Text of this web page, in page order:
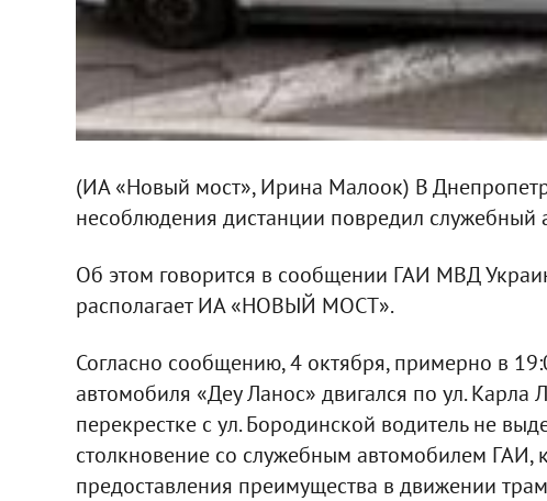
(ИА «Новый мост», Ирина Малоок) В
несоблюдения дистанции повредил служебный
Об этом говорится в сообщении ГАИ МВД
располагает ИА «НОВЫЙ МОСТ».
Согласно сообщению, 4 октября, примерно в
автомобиля «Деу Ланос» двигался по ул. Карла
перекрестке с ул. Бородинской водитель не
столкновение со служебным автомобилем ГАИ,
предоставления преимущества в движении